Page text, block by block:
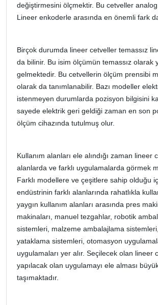
değiştirmesini ölçmektir. Bu cetveller analog
Lineer enkoderle arasında en önemli fark
Birçok durumda lineer cetveller temassız
da bilinir. Bu isim ölçümün temassız olarak
gelmektedir. Bu cetvellerin ölçüm prensibi
olarak da tanımlanabilir. Bazı modeller
istenmeyen durumlarda pozisyon bilgisini
sayede elektrik geri geldiği zaman en son
ölçüm cihazında tutulmuş olur.
Kullanım alanları ele alındığı zaman lineer
alanlarda ve farklı uygulamalarda görmek
Farklı modellere ve çeşitlere sahip olduğu
endüstrinin farklı alanlarında rahatlıkla
yaygın kullanım alanları arasında pres
makinaları, manuel tezgahlar, robotik
sistemleri, malzeme ambalajlama
yataklama sistemleri, otomasyon
uygulamaları yer alır. Seçilecek olan lineer
yapılacak olan uygulamayı ele alması
taşımaktadır.